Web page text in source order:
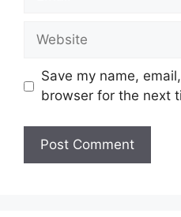
Website
Save my name,
browser for the next